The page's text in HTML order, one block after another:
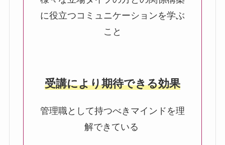
に役立つコミュニケーションを学ぶ
こと
受講により期待できる効果
管理職として持つべきマインドを理
解できている